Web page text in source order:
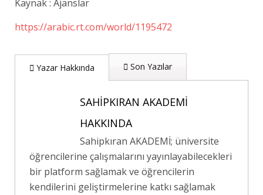
Kaynak : Ajanslar
https://arabic.rt.com/world/1195472
Yazar Hakkında Son Yazılar
SAHIPKIRAN AKADEMI
HAKKINDA
Sahipkıran AKADEMİ; üniversite
öğrencilerine çalışmalarını yayınlayabilecekleri
bir platform sağlamak ve öğrencilerin
kendilerini geliştirmelerine katkı sağlamak